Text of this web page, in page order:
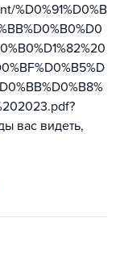
%D0%91%D0%B
вас видеть,